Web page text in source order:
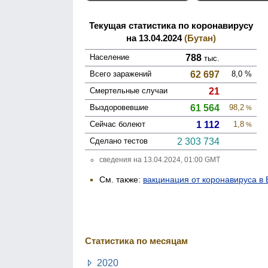
Текущая статистика по коронавирусу
на 13.04.2024(Бутан)
Население 788 тыс.
Всего зара­жений
62 697 8,0 %
Смер­тельные случаи
21
Выздоро­вевшие 61 564 98,2 %
Сейчас болеют 1 112 1,8 %
Сделано тестов 2 303 734
сведения на 13.04.2024, 01:00 GMT
См. также: вакцинация от коронавируса в
Статистика по месяцам
2020